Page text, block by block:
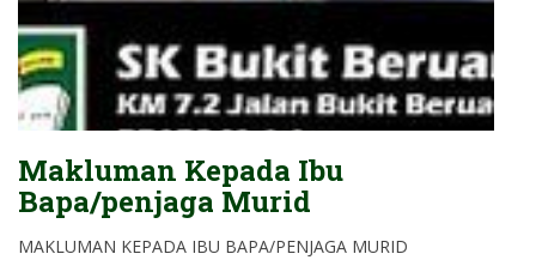
Makluman Kepada Ibu
Bapa/penjaga Murid
MAKLUMAN KEPADA IBU BAPA/PENJAGA MURID